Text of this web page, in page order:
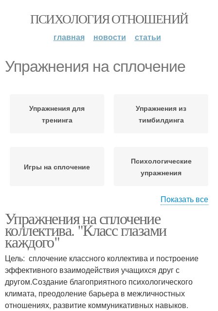
ПСИХОЛОГИЯ ОТНОШЕНИЙ
главная новости статьи
Упражнения на сплочение
Упражнения для
тренинга
Упражнения из
тимбилдинга
Игры на сплочение
Психологические
упражнения
Интересные упражнения
сплочение
Показать все
Упражнения на сплочение
коллектива. "Класс глазами
каждого"
Цель: сплочение классного коллектива и построение
эффективного взаимодействия учащихся друг с
другом.Создание благоприятного психологического
климата, преодоление барьера в межличностных
отношениях, развитие коммуникативных навыков.